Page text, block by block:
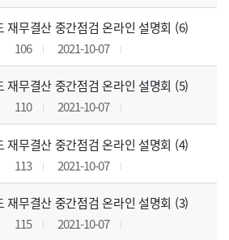
재무결산 중간점검 온라인 설명회 (6)
106 2021-10-07
재무결산 중간점검 온라인 설명회 (5)
110 2021-10-07
재무결산 중간점검 온라인 설명회 (4)
113 2021-10-07
재무결산 중간점검 온라인 설명회 (3)
115 2021-10-07